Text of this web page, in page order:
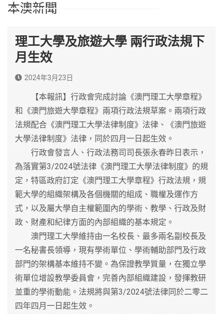
本澳新聞
理工大學及旅遊大學 兩行政法規下
月生效
2024年3月23日
【本報訊】行政會完成討論《澳門理工大學章程》
和《澳門旅遊大學章程》兩項行政法規草案。兩項行政
法規配合《澳門理工大學法律制度》法律、《澳門旅遊
大學法律制度》法律，同於四月一日起生效。
行政會發言人、行政法務司司長張永春昨日表示，
為落實第3/2024號法律《澳門理工大學法律制度》的規
定，特區政府訂定《澳門理工大學章程》行政法規，規
範大學的組織架構及各個機關的組成、職權及運作方
式，以及屬大學自主權範圍內的學術、教學、行政及財
政、財產和紀律方面的內部組織的基本規定。
澳門理工大學維持由一名校長、最多兩名副校長及
一名秘書長領導，現有學術單位、學術輔助部門及行政
部門的架構基本維持不變。為保證教學質量，在獨立學
術單位增設教學委員會，完善內部組織建設，發揮教研
並重的學術動能。法規將與第3/2024號法律同於二零二
四年四月一日起生效。